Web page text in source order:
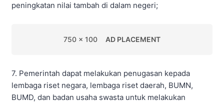
peningkatan nilai tambah di dalam negeri;
750 x 100 AD PLACEMENT
7. Pemerintah dapat melakukan penugasan kepada
lembaga riset negara, lembaga riset daerah, BUMN,
BUMD, dan badan usaha swasta untuk melakukan